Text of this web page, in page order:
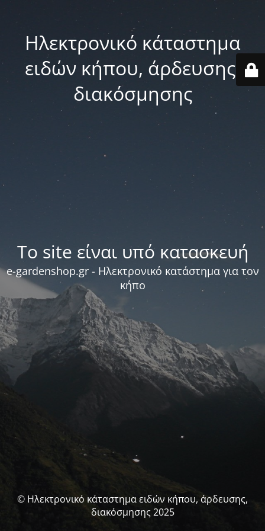
Ηλεκτρονικό κάταστημα
ειδών κήπου, άρδευσης,
διακόσμησης
Το site είναι υπό κατασκευή
e-gardenshop.gr - Ηλεκτρονικό κατάστημα για τον
κήπο
© Ηλεκτρονικό κάταστημα ειδών κήπου, άρδευσης,
διακόσμησης 2025